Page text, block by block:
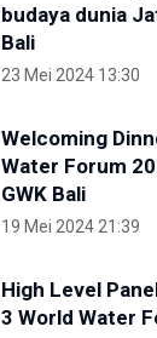
budaya dunia
Bali
23 Mei 2024 13:30
Welcoming
Water Forum
GWK Bali
19 Mei 2024 21:39
High Level
3 World Water